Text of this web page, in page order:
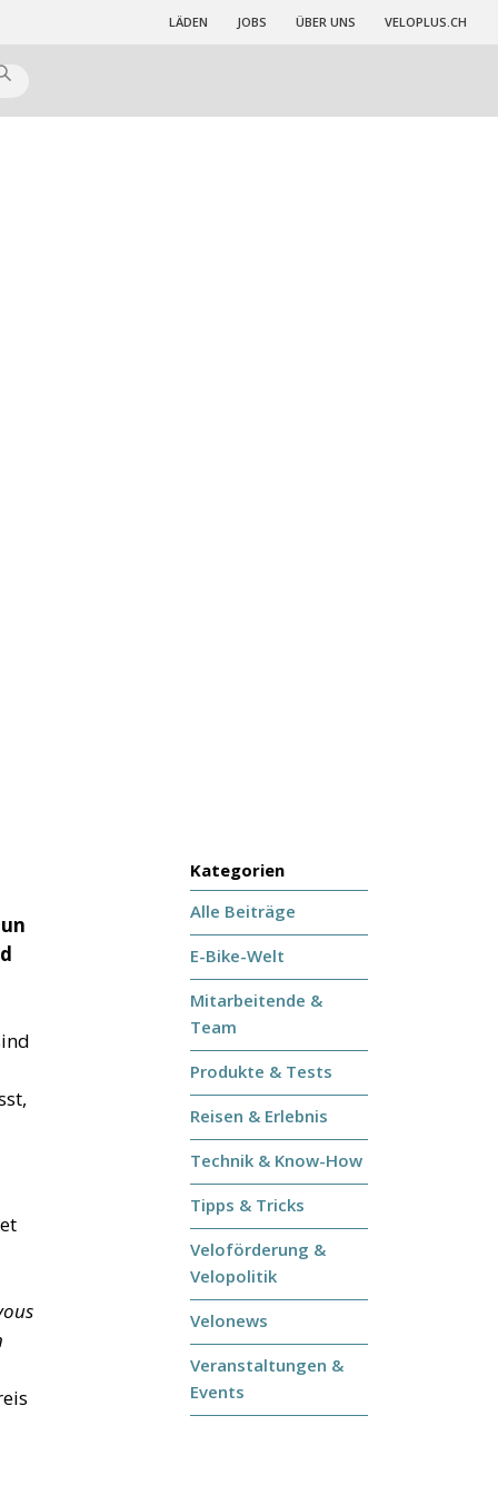
LÄDEN JOBS ÜBER UNS VELOPLUS.CH
Kategorien
Alle Beiträge
E-Bike-Welt
Mitarbeitende &
Team
Produkte & Tests
Reisen & Erlebnis
Technik & Know-How
Tipps & Tricks
Veloförderung &
Velopolitik
Velonews
Veranstaltungen &
Events